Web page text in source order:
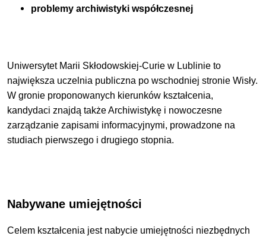
problemy archiwistyki współczesnej
Uniwersytet Marii Skłodowskiej-Curie w Lublinie to
największa uczelnia publiczna po wschodniej stronie Wisły.
W gronie proponowanych kierunków kształcenia,
kandydaci znajdą także Archiwistykę i nowoczesne
zarządzanie zapisami informacyjnymi, prowadzone na
studiach pierwszego i drugiego stopnia.
Nabywane umiejętności
Celem kształcenia jest nabycie umiejętności niezbędnych